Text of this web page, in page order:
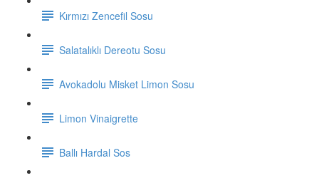
Kırmızı Zencefil Sosu
Salatalıklı Dereotu Sosu
Avokadolu Misket Limon Sosu
Limon Vinaigrette
Ballı Hardal Sos